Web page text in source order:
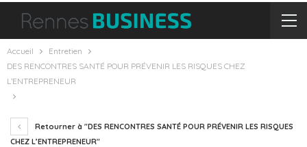
Accueil
Entretien
DES RENCONTRES SANTÉ POUR PRÉVENIR LES RISQUES CHEZ
L’ENTREPRENEUR
Retourner à "DES RENCONTRES SANTÉ POUR PRÉVENIR LES RISQUES
CHEZ L’ENTREPRENEUR"